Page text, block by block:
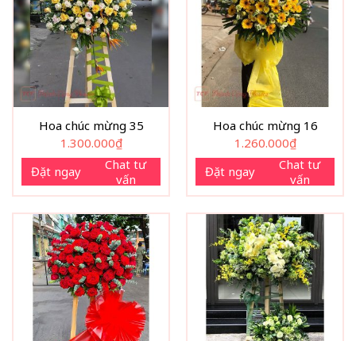
Hoa chúc mừng 35
1.300.000₫
Đặt ngay
Chat tư
vấn
Hoa chúc mừng 16
1.260.000₫
Đặt ngay
Chat tư
vấn